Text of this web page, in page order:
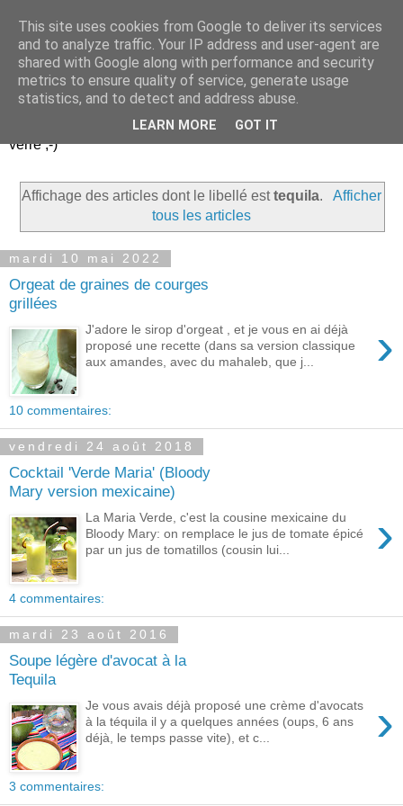
Un peu gay dans les
coings...
Découvrir le monde. Assiette après assiette. Verre après
verre ;-)
Affichage des articles dont le libellé esttequila.
Afficher
tous les articles
mardi 10 mai 2022
Orgeat de graines de courges
grillées
›
J'adore le sirop d'orgeat , et je vous en ai déjà
proposé une recette (dans sa version classique
aux amandes, avec du mahaleb, que j...
10 commentaires:
vendredi 24 août 2018
Cocktail 'Verde Maria' (Bloody
Mary version mexicaine)
›
La Maria Verde, c'est la cousine mexicaine du
Bloody Mary: on remplace le jus de tomate épicé
par un jus de tomatillos (cousin lui...
4 commentaires:
mardi 23 août 2016
Soupe légère d'avocat à la
Tequila
›
Je vous avais déjà proposé une crème d'avocats
à la téquila il y a quelques années (oups, 6 ans
déjà, le temps passe vite), et c...
3 commentaires:
This site uses cookies from Google to deliver its services
and to analyze traffic. Your IP address and user-agent are
shared with Google along with performance and security
metrics to ensure quality of service, generate usage
statistics, and to detect and address abuse.
LEARN MORE GOT IT